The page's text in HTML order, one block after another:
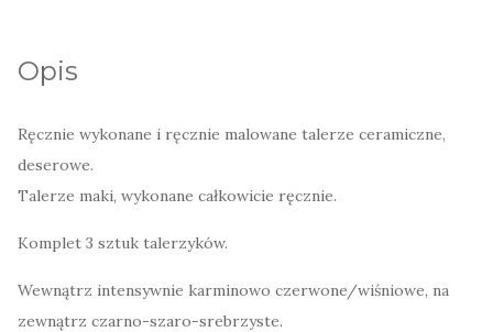
Opis
Ręcznie wykonane i ręcznie malowane talerze ceramiczne,
deserowe.
Talerze maki, wykonane całkowicie ręcznie.
Komplet 3 sztuk talerzyków.
Wewnątrz intensywnie karminowo czerwone/wiśniowe, na
zewnątrz czarno-szaro-srebrzyste.